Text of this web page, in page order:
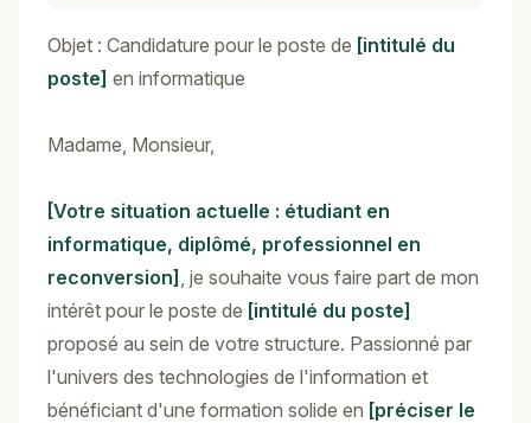
Objet : Candidature pour le poste de [intitulé du
poste] en informatique
Madame, Monsieur,
[Votre situation actuelle : étudiant en
informatique, diplômé, professionnel en
reconversion] , je souhaite vous faire part de mon
intérêt pour le poste de [intitulé du poste]
proposé au sein de votre structure. Passionné par
l'univers des technologies de l'information et
bénéficiant d'une formation solide en [préciser le